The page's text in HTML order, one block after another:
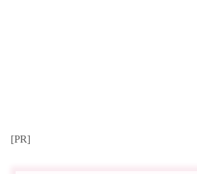
[PR]